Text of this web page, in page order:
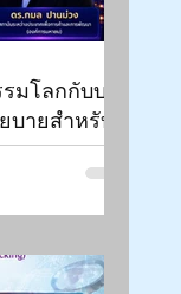
มโลกกับบท
บายสำหรับ
2026|
ระหว่าง
ร